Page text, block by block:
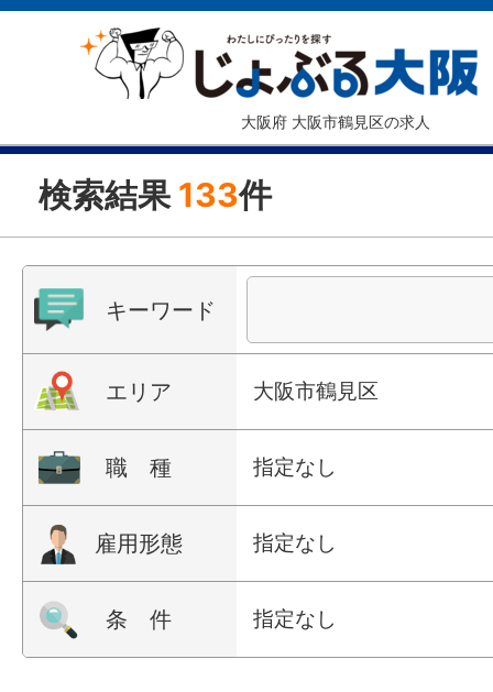
大阪府 大阪市鶴見区の求人
検索結果 133件
キーワード
エリア 大阪市鶴見区
職 種 指定なし
雇用形態 指定なし
条 件 指定なし